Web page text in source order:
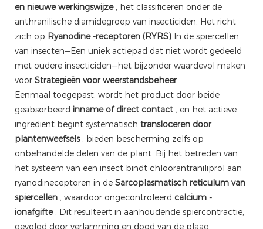
en nieuwe werkingswijze , het classificeren onder de
anthranilische diamidegroep van insecticiden. Het richt
zich op Ryanodine -receptoren (RYRS) In de spiercellen
van insecten—Een uniek actiepad dat niet wordt gedeeld
met oudere insecticiden—het bijzonder waardevol maken
voor Strategieën voor weerstandsbeheer .
Eenmaal toegepast, wordt het product door beide
geabsorbeerd inname of direct contact , en het actieve
ingrediënt begint systematisch transloceren door
plantenweefsels , bieden bescherming zelfs op
onbehandelde delen van de plant. Bij het betreden van
het systeem van een insect bindt chloorantraniliprol aan
ryanodineceptoren in de Sarcoplasmatisch reticulum van
spiercellen , waardoor ongecontroleerd calcium -
ionafgifte . Dit resulteert in aanhoudende spiercontractie,
gevolgd door verlamming en dood van de plaag.